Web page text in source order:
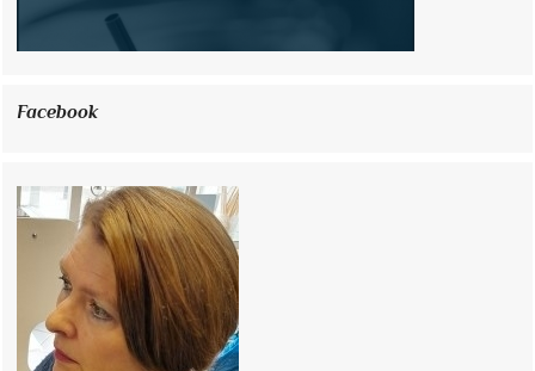
Facebook